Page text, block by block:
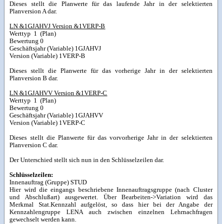
Dieses stellt die Planwerte für das laufende Jahr in der selektierten
Planversion A dar.
LN &1GJAHVJ Version &1VERP-B
Werttyp 1 (Plan)
Bewertung 0
Geschäftsjahr (Variable) 1GJAHVJ
Version (Variable) 1VERP-B
Dieses stellt die Planwerte für das vorherige Jahr in der selektierten
Planversion B dar.
LN &1GJAHVV Version &1VERP-C
Werttyp 1 (Plan)
Bewertung 0
Geschäftsjahr (Variable) 1GJAHVV
Version (Variable) 1VERP-C
Dieses stellt die Planwerte für das vorvorherige Jahr in der selektierten
Planversion C dar.
Der Unterschied stellt sich nun in den Schlüsselzeilen dar.
Schlüsselzeilen:
Innenauftrag (Gruppe) STUD
Hier wird die eingangs beschriebene Innenauftragsgruppe (nach Cluster
und Abschlußart) ausgewertet. Über Bearbeiten->Variation wird das
Merkmal Stat.Kennzahl aufgelöst, so dass hier bei der Angabe der
Kennzahlengruppe LENA auch zwischen einzelnen Lehrnachfragen
gewechselt werden kann.